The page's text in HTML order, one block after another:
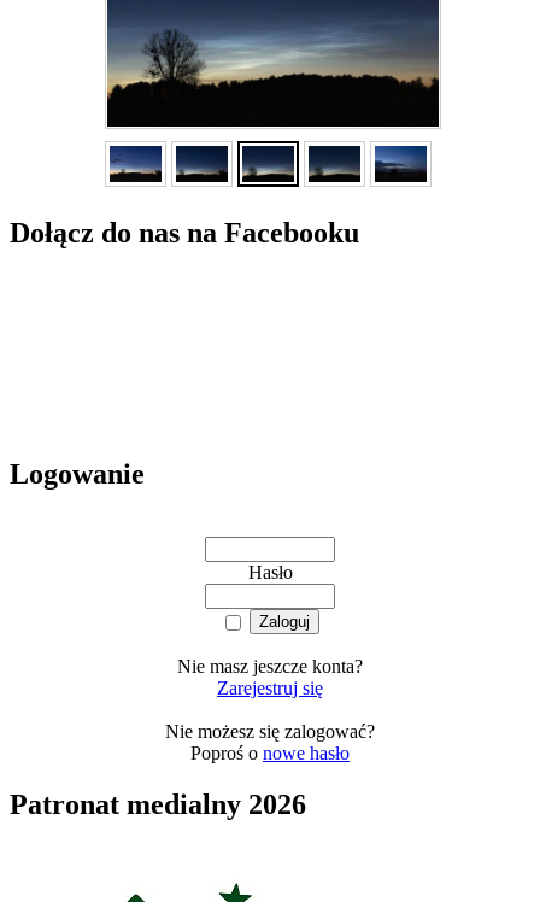
Dołącz do nas na Facebooku
Logowanie
Hasło
Nie masz jeszcze konta?
Zarejestruj się
Nie możesz się zalogować?
Poproś o nowe hasło
Patronat medialny 2026